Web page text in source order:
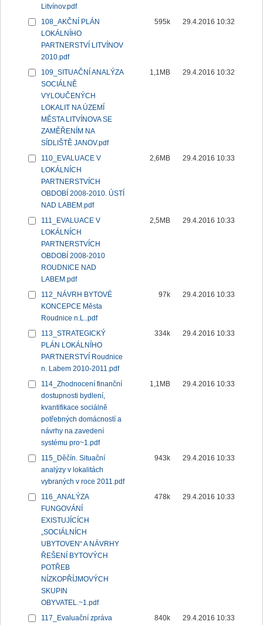
Litvínov.pdf
108_AKČNÍ PLÁN
LOKÁLNÍHO
PARTNERSTVÍ LITVÍNOV
2010.pdf
595k 29.4.2016 10:32
109_SITUAČNÍ ANALÝZA
SOCIÁLNĚ
VYLOUČENÝCH
LOKALIT NA ÚZEMÍ
MĚSTA LITVÍNOVA SE
ZAMĚŘENÍM NA
SÍDLIŠTĚ JANOV.pdf
1,1MB 29.4.2016 10:32
110_EVALUACE V
LOKÁLNÍCH
PARTNERSTVÍCH
OBDOBÍ 2008-2010. ÚSTÍ
NAD LABEM.pdf
2,6MB 29.4.2016 10:33
111_EVALUACE V
LOKÁLNÍCH
PARTNERSTVÍCH
OBDOBÍ 2008-2010
ROUDNICE NAD
LABEM.pdf
2,5MB 29.4.2016 10:33
112_NÁVRH BYTOVÉ
KONCEPCE Města
Roudnice n.L..pdf
97k 29.4.2016 10:33
113_STRATEGICKÝ
PLÁN LOKÁLNÍHO
PARTNERSTVÍ Roudnice
n. Labem 2010-2011.pdf
334k 29.4.2016 10:33
114_Zhodnocení finanční
dostupnosti bydlení,
kvantifikace sociálně
potřebných domácností a
návrhy na zavedení
systému pro~1.pdf
1,1MB 29.4.2016 10:33
115_Děčín. Situační
analýzy v lokalitách
vybraných v roce 2011.pdf
943k 29.4.2016 10:33
116_ANALÝZA
FUNGOVÁNÍ
EXISTUJÍCÍCH
„SOCIÁLNÍCH
UBYTOVEN“ A NÁVRHY
ŘEŠENÍ BYTOVÝCH
POTŘEB
NÍZKOPŘÍJMOVÝCH
SKUPIN
OBYVATEL.~1.pdf
478k 29.4.2016 10:33
117_Evaluační zpráva
840k 29.4.2016 10:33